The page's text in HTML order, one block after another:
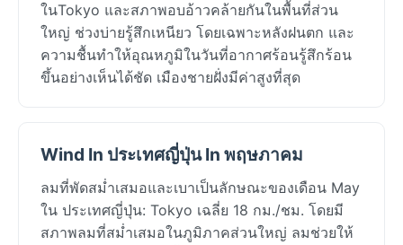
ในTokyo และสภาพอบอ้าวคล้ายกันในพื้นที่ส่วน
ใหญ่ ช่วงบ่ายรู้สึกเหนียว โดยเฉพาะหลังฝนตก และ
ความชื้นทำให้อุณหภูมิในวันที่อากาศร้อนรู้สึกร้อน
ขึ้นอย่างเห็นได้ชัด เมืองชายฝั่งมีค่าสูงที่สุด
Wind In ประเทศญี่ปุ่น In พฤษภาคม
ลมที่พัดสม่ำเสมอและเบาเป็นลักษณะของเดือน May
ใน ประเทศญี่ปุ่น: Tokyo เฉลี่ย 18 กม./ชม. โดยมี
สภาพลมที่สม่ำเสมอในภูมิภาคส่วนใหญ่ ลมช่วยให้